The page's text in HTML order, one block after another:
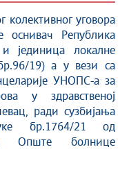
колективног уговора
оснивач Република
јединица локалне
19) а у вези са
УНОПС-а за
у здравственој
ради сузбијања
бр.1764/21 од
Опште болнице